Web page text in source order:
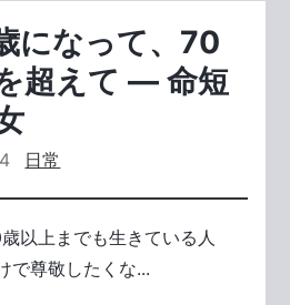
になって、70
超えて ― 命短
日常
以上までも生きている人
で尊敬したくな...